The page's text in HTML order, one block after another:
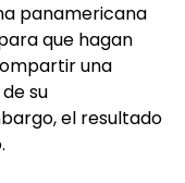
panamericana
que hagan
una
su
el resultado